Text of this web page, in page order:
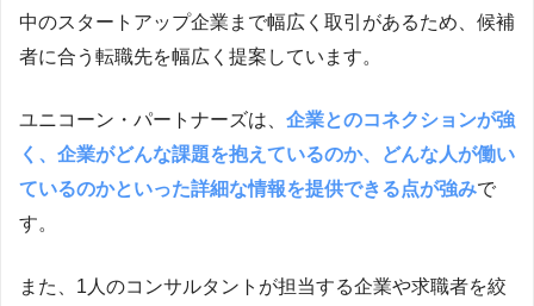
中のスタートアップ企業まで幅広く取引があるため、候補
者に合う転職先を幅広く提案しています。
ユニコーン・パートナーズは、 企業とのコネクションが強
く、企業がどんな課題を抱えているのか、どんな人が働い
ているのかといった詳細な情報を提供できる点が強みで
す。
また、1人のコンサルタントが担当する企業や求職者を絞